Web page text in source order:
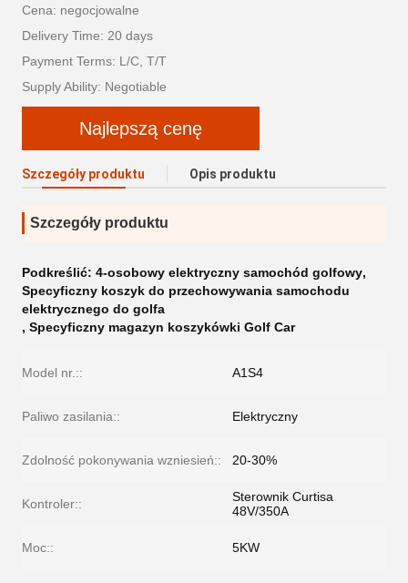
Cena: negocjowalne
Delivery Time: 20 days
Payment Terms: L/C, T/T
Supply Ability: Negotiable
Najlepszą cenę
Szczegóły produktu Opis produktu
Szczegóły produktu
Podkreślić: 4-osobowy elektryczny samochód golfowy,
Specyficzny koszyk do przechowywania samochodu
elektrycznego do golfa
, Specyficzny magazyn koszykówki Golf Car
Model nr.:: A1S4
Paliwo zasilania:: Elektryczny
Zdolność pokonywania wzniesień:: 20-30%
Kontroler::
Sterownik Curtisa
48V/350A
Moc:: 5KW